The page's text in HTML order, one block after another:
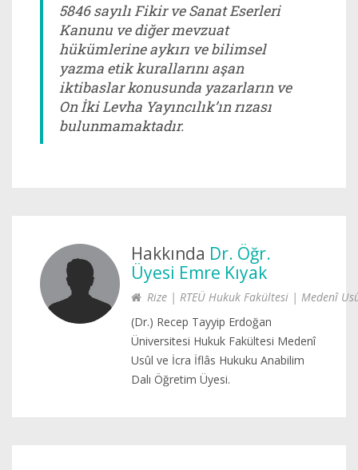
5846 sayılı Fikir ve Sanat Eserleri
Kanunu ve diğer mevzuat
hükümlerine aykırı ve bilimsel
yazma etik kurallarını aşan
iktibaslar konusunda yazarların ve
On İki Levha Yayıncılık’ın rızası
bulunmamaktadır.
Hakkında Dr. Öğr.
Üyesi Emre Kıyak
Rize | RTEÜ Hukuk Fakültesi | Medenî
(Dr.) Recep Tayyip Erdoğan
Üniversitesi Hukuk Fakültesi Medenî
Usûl ve İcra İflâs Hukuku Anabilim
Dalı Öğretim Üyesi.